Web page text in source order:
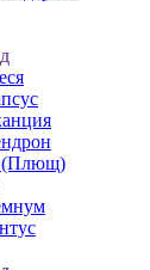
(Плющ)